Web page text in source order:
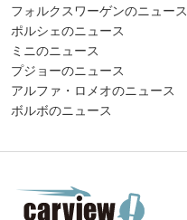
フォルクスワーゲンのニュース
ポルシェのニュース
ミニのニュース
プジョーのニュース
アルファ・ロメオのニュース
ボルボのニュース